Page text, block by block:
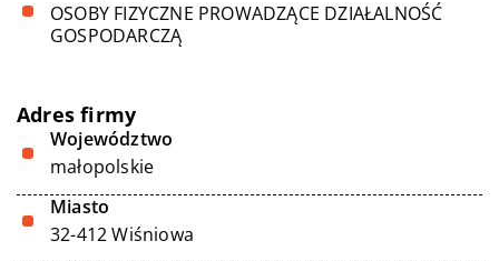
OSOBY FIZYCZNE PROWADZĄCE DZIAŁALNOŚĆ
GOSPODARCZĄ
Adres firmy
Województwo
małopolskie
Miasto
32-412 Wiśniowa